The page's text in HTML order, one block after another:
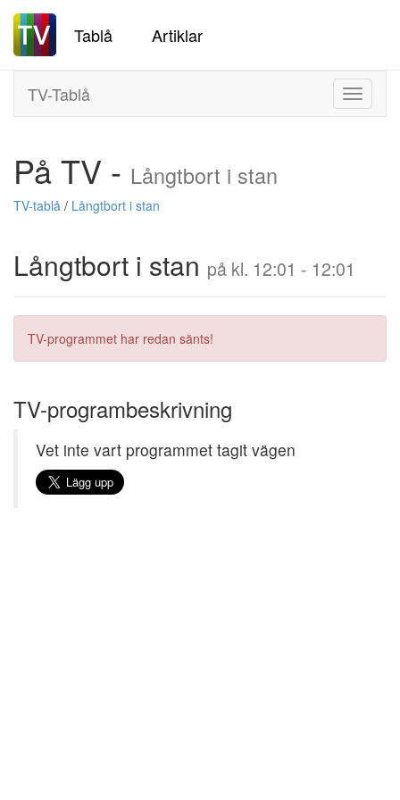
Tablå Artiklar
Toggle
TV-Tablå
På TV - Långtbort i stan
TV-tablå / Långtbort i stan
Långtbort i stan på kl. 12:01 - 12:01
TV-programmet har redan sänts!
TV-programbeskrivning
Vet inte vart programmet tagit vägen